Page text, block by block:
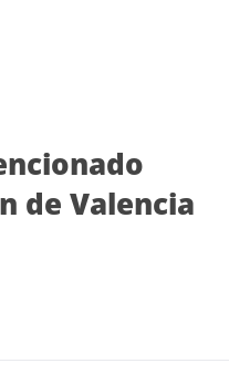
de Valencia